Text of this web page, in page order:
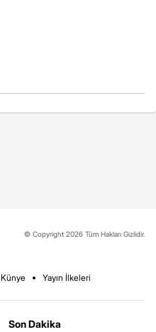
© Copyright 2026 Tüm Hakları Gizlidir.
Künye Yayın İlkeleri
Son Dakika